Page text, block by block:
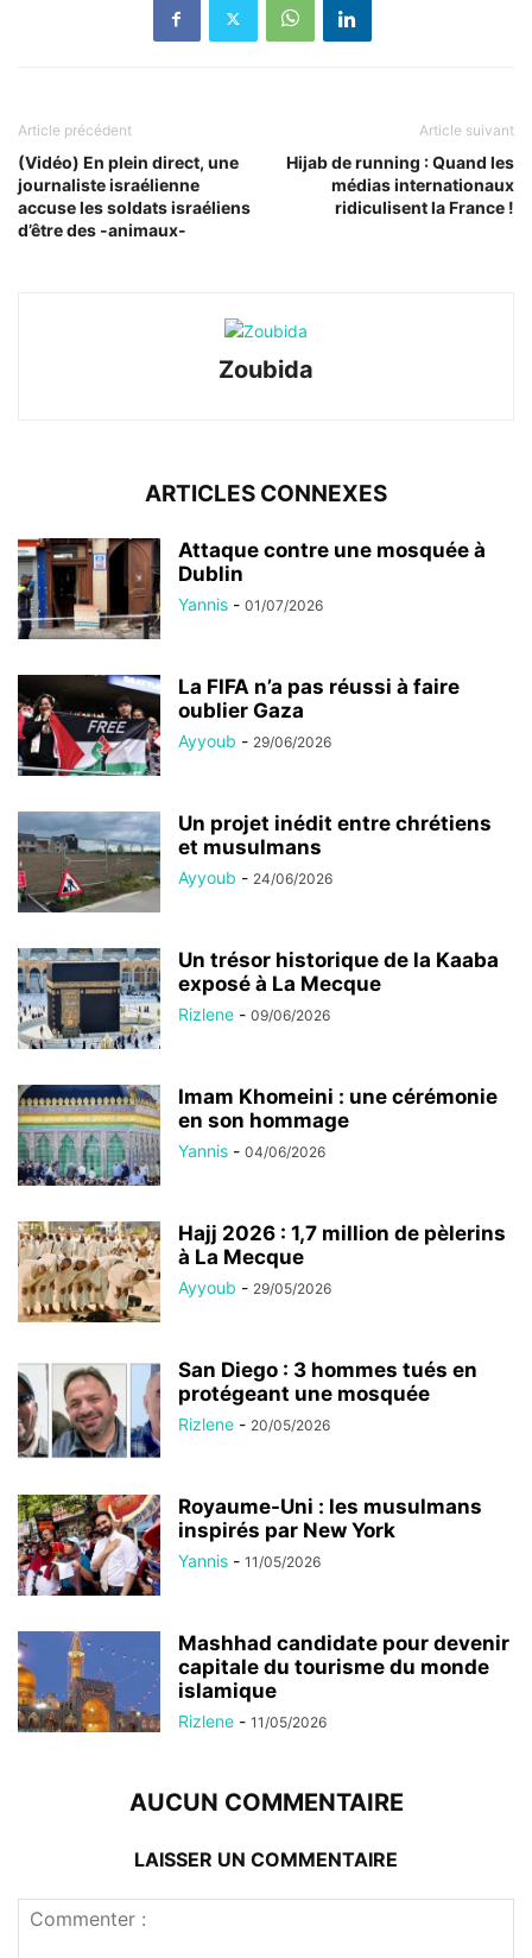
Article précédent
(Vidéo) En plein direct, une
journaliste israélienne
accuse les soldats israéliens
d’être des -animaux-
Article suivant
Hijab de running : Quand les
médias internationaux
ridiculisent la France !
Zoubida
ARTICLES CONNEXES
Attaque contre une mosquée à
Dublin
Yannis - 01/07/2026
La FIFA n’a pas réussi à faire
oublier Gaza
Ayyoub - 29/06/2026
Un projet inédit entre chrétiens
et musulmans
Ayyoub - 24/06/2026
Un trésor historique de la Kaaba
exposé à La Mecque
Rizlene - 09/06/2026
Imam Khomeini : une cérémonie
en son hommage
Yannis - 04/06/2026
Hajj 2026 : 1,7 million de pèlerins
à La Mecque
Ayyoub - 29/05/2026
San Diego : 3 hommes tués en
protégeant une mosquée
Rizlene - 20/05/2026
Royaume-Uni : les musulmans
inspirés par New York
Yannis - 11/05/2026
Mashhad candidate pour devenir
capitale du tourisme du monde
islamique
Rizlene - 11/05/2026
AUCUN COMMENTAIRE
LAISSER UN COMMENTAIRE